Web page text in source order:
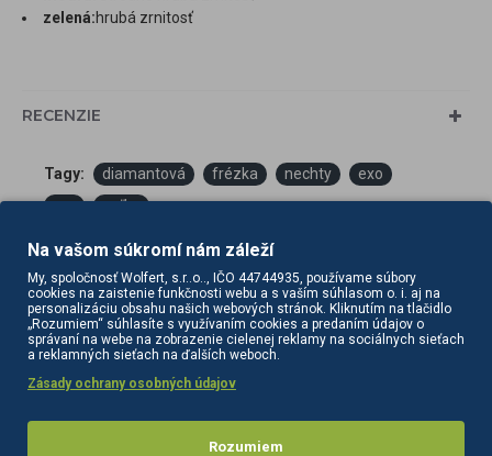
zelená:hrubá zrnitosť
RECENZIE
Tagy: diamantová frézka nechty
exo
pro
guľka
PODOBNÉ PRODUKTY
Na vašom súkromí nám záleží
My, spoločnosť Wolfert, s.r..o.., IČO 44744935, používame súbory
cookies na zaistenie funkčnosti webu a s vaším súhlasom o. i. aj na
personalizáciu obsahu našich webových stránok. Kliknutím na tlačidlo
„Rozumiem“ súhlasíte s využívaním cookies a predaním údajov o
správaní na webe na zobrazenie cielenej reklamy na sociálnych sieťach
a reklamných sieťach na ďalších weboch.
Zásady ochrany osobných údajov
Rozumiem